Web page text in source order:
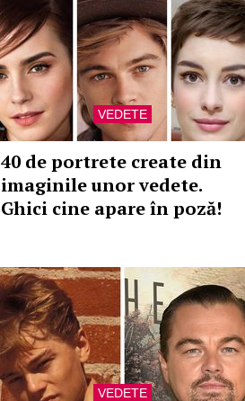
VEDETE
40 de portrete create din
imaginile unor vedete.
Ghici cine apare în poză!
VEDETE